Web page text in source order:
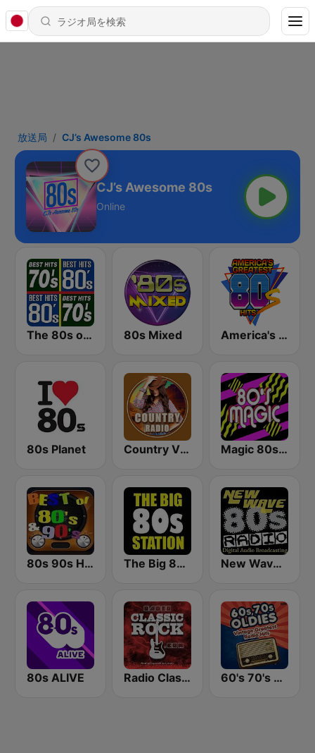
放送局 CJ’s Awesome 80s
CJ’s Awesome 80s
Online
The 80s on the 80s 80s Mixed America's Greatest 80s Hits
80s Planet Country Vibes Magic 80s Florida
80s 90s Hits Radio The Big 80s Station New Wave 80's Music Radio
80s ALIVE Radio Classic Rock 60's 70's Oldies